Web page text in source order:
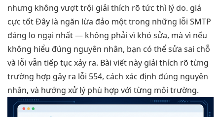
nhưng không vượt trội giải thích rõ tức thì lý do. giá
cực tốtĐây là ngăn lừa đảo một trong những lỗi SMTP
đáng lo ngại nhất — không phải vì khó sửa, mà vì nếu
không hiểu đúng nguyên nhân, bạn có thể sửa sai chỗ
và lỗi vẫn tiếp tục xảy ra. Bài viết này giải thích rõ từng
trường hợp gây ra lỗi 554, cách xác định đúng nguyên
nhân, và hướng xử lý phù hợp với từng môi trường.